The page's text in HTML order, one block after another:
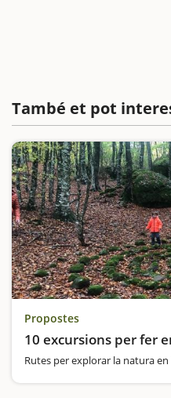
També et pot
Propostes
10 excursions per fer
Rutes per explorar la natura